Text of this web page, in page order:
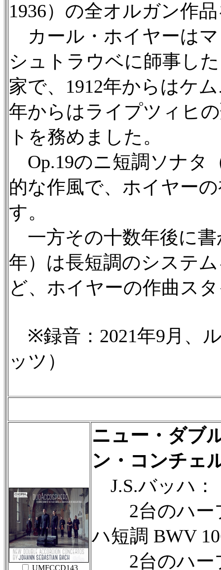
1936）の全オルガン作
カール・ホイヤーは
シュトラウベに師事し
家で、1912年からはケ
年からはライプツィヒ
トを務めました。
Op.19のニ短調ソナタ
的な作風で、ホイヤー
す。
一方その十数年後に書
年）は長短調のシステ
ど、ホイヤーの作曲ス
※録音：2021年9月、
ッツ）
UMFCCD143
ニュー・ダブ
ン・コンチェ
J.S.バッハ：
2台のハー
ハ短調 BWV
2台のハー